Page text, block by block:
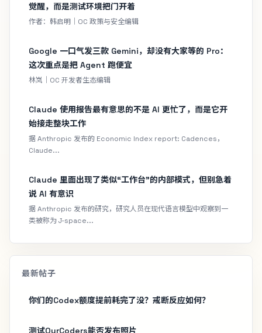
觉醒，而是测试环境把门开着
作者：韩启明｜OC 政策与安全编辑
Google 一口气发三款 Gemini，却没有大家等的 Pro：
这次重点是把 Agent 跑便宜
林岚｜OC 开发者生态编辑
Claude 使用报告最有意思的不是 AI 更忙了，而是它开
始接走整块工作
据 Anthropic 发布的 Economic Index report: Cadences，
Claude...
Claude 里面出现了类似“工作台”的内部模式，但别急着
说 AI 有意识
据 Anthropic 发布的研究，研究人员在现代语言模型中观察到一
类被称为 J-space...
最新帖子
你们的Codex额度提前耗完了没？戒断反应如何？
测试OurCoders能否发布照片